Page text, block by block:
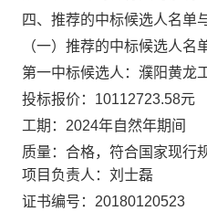
四、 推荐的中标候选人名单
（一）推荐的中标候选人名
第一中标候选人：濮阳黄龙
投标报价： 10112723.58元
工期： 2024年自然年期间
质量：合格，符合国家现行
项目负责人：刘士磊
证书编号： 20180120523